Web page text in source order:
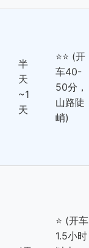
半
天
~1
天
⭐⭐ (开
车40-
50分，
山路陡
峭)
⭐ (开车
1.5小时